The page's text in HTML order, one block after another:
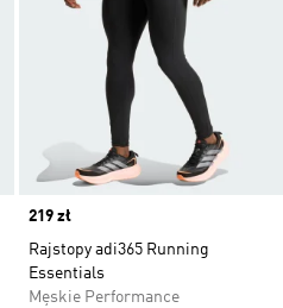
Price
219 zł
Rajstopy adi365 Running
Essentials
Męskie Performance